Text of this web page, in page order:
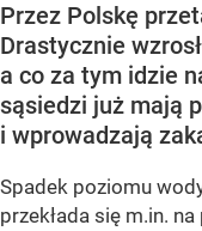
Przez Polskę
Drastycznie
a co za tym idzie
sąsiedzi już mają
i wprowadzają
Spadek poziomu
przekłada się m.in.